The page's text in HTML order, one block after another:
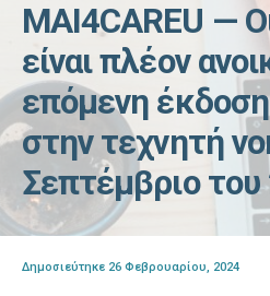
MAI4CAREU —
είναι πλέον
επόμενη
στην τεχνητή
Σεπτέμβριο
Δημοσιεύτηκε 26 Φεβρουαρίου, 2024